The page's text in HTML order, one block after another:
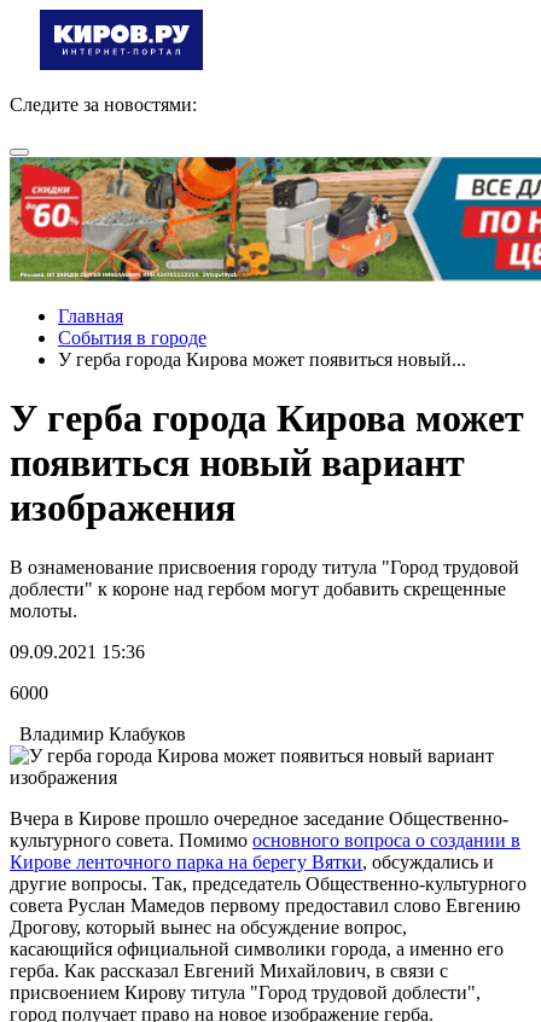
Следите за новостями:
Главная
События в городе
У герба города Кирова может появиться новый...
У герба города Кирова может
появиться новый вариант
изображения
В ознаменование присвоения городу титула "Город трудовой
доблести" к короне над гербом могут добавить скрещенные
молоты.
09.09.2021 15:36
6000
Владимир Клабуков
Вчера в Кирове прошло очередное заседание Общественно-
культурного совета. Помимо основного вопроса о создании в
Кирове ленточного парка на берегу Вятки, обсуждались и
другие вопросы. Так, председатель Общественно-культурного
совета Руслан Мамедов первому предоставил слово Евгению
Дрогову, который вынес на обсуждение вопрос,
касающийся официальной символики города, а именно его
герба. Как рассказал Евгений Михайлович, в связи с
присвоением Кирову титула "Город трудовой доблести",
город получает право на новое изображение герба.